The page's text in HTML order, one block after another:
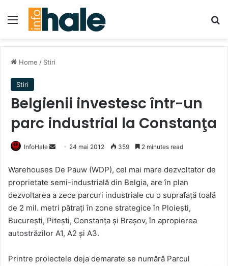
Menu
Home / Stiri
Stiri
Belgienii investesc într-un
parc industrial la Constanţa
InfoHale
Send
email
24 mai 2012 359 2 minutes read
Warehouses De Pauw (WDP), cel mai mare dezvoltator de
proprietate semi-industrială din Belgia, are în plan
dezvoltarea a zece parcuri industriale cu o suprafaţă toală
de 2 mil. metri pătraţi în zone strategice în Ploieşti,
Bucureşti, Piteşti, Constanţa şi Braşov, în apropierea
autostrăzilor A1, A2 şi A3.
Printre proiectele deja demarate se numără Parcul